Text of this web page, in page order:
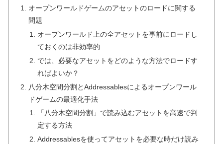
オープンワールドゲームのアセットのロードに関する
問題
オープンワールド上の全アセットを事前にロードし
ておくのは非効率的
では、必要なアセットをどのような方法でロードす
ればよいか？
八分木空間分割とAddressablesによるオープンワール
ドゲームの最適化手法
「八分木空間分割」で読み込むアセットを高速で判
定する方法
Addressablesを使ってアセットを必要な時だけ読み